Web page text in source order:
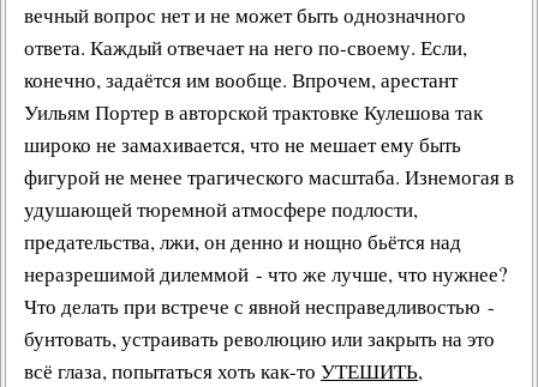
вечный вопрос нет и не может быть однозначного
ответа. Каждый отвечает на него по-своему. Если,
конечно, задаётся им вообще. Впрочем, арестант
Уильям Портер в авторской трактовке Кулешова так
широко не замахивается, что не мешает ему быть
фигурой не менее трагического масштаба. Изнемогая в
удушающей тюремной атмосфере подлости,
предательства, лжи, он денно и нощно бьётся над
неразрешимой дилеммой - что же лучше, что нужнее?
Что делать при встрече с явной несправедливостью -
бунтовать, устраивать революцию или закрыть на это
всё глаза, попытаться хоть как-то УТЕШИТЬ,